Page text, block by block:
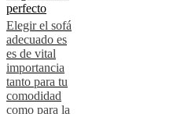
perfecto
Elegir el sofá
adecuado es
es de vital
importancia
tanto para tu
comodidad
como para la